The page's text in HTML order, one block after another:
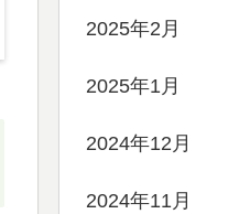
2025年2月
2025年1月
2024年12月
2024年11月